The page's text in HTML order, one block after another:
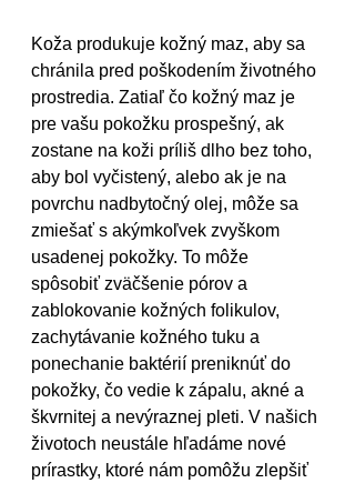
Koža produkuje kožný maz, aby sa
chránila pred poškodením životného
prostredia. Zatiaľ čo kožný maz je
pre vašu pokožku prospešný, ak
zostane na koži príliš dlho bez toho,
aby bol vyčistený, alebo ak je na
povrchu nadbytočný olej, môže sa
zmiešať s akýmkoľvek zvyškom
usadenej pokožky. To môže
spôsobiť zväčšenie pórov a
zablokovanie kožných folikulov,
zachytávanie kožného tuku a
ponechanie baktérií preniknúť do
pokožky, čo vedie k zápalu, akné a
škvrnitej a nevýraznej pleti. V našich
životoch neustále hľadáme nové
prírastky, ktoré nám pomôžu zlepšiť